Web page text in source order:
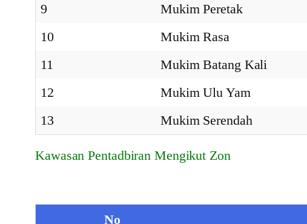
9
Mukim Peretak
10
Mukim Rasa
11
Mukim Batang Kali
12
Mukim Ulu Yam
13
Mukim Serendah
Kawasan Pentadbiran Mengikut Zon
No